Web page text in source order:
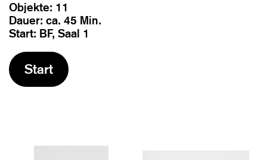
Objekte: 11
Dauer: ca. 45 Min.
Start: BF, Saal 1
Start